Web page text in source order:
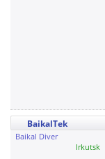
BaikalTek
Baikal Diver
Irkutsk